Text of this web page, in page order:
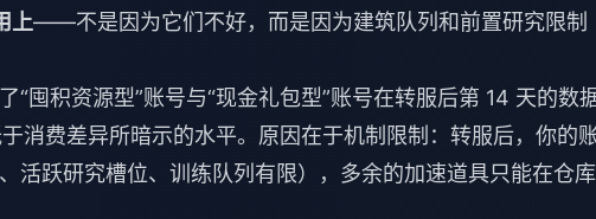
上——不是因为它们不好，而是因为建筑队列和前置研究限制
“囤积资源型”账号与“现金礼包型”账号在转服后第 14 天的数
消费差异所暗示的水平。原因在于机制限制：转服后，你的
活跃研究槽位、训练队列有限），多余的加速道具只能在仓库